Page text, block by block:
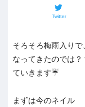
Twitter
そろそろ梅雨入りで
なってきたのでは
ていきます☔️
まずは今のネイル